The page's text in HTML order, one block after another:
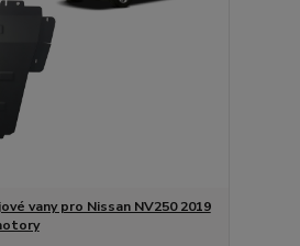
vany pro Nissan NV250 2019